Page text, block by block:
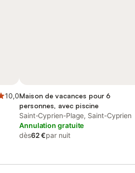
10,0Maison de vacances pour 6
personnes, avec piscine
Saint-Cyprien-Plage, Saint-Cyprien
Annulation gratuite
dès62 €par nuit